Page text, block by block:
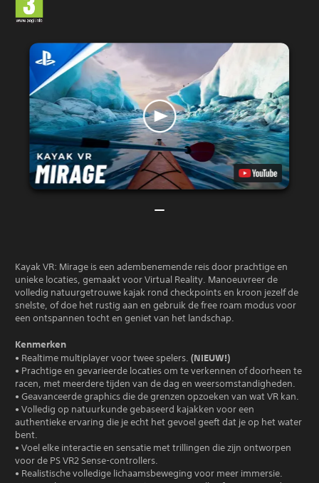
Kayak VR: Mirage is een adembenemende reis door prachtige en
unieke locaties, gemaakt voor Virtual Reality. Manoeuvreer de
volledig natuurgetrouwe kajak rond checkpoints en kroon jezelf de
snelste, of doe het rustig aan en gebruik de free roam modus voor
een ontspannen tocht en geniet van het landschap.
Kenmerken
• Realtime multiplayer voor twee spelers. (NIEUW!)
• Prachtige en gevarieerde locaties om te verkennen of doorheen te
racen, met meerdere tijden van de dag en weersomstandigheden.
• Geavanceerde graphics die de grenzen opzoeken van wat VR kan.
• Volledig op natuurkunde gebaseerd kajakken voor een
authentieke ervaring die je echt het gevoel geeft dat je op het water
bent.
• Voel elke interactie en sensatie met trillingen die zijn ontworpen
voor de PS VR2 Sense-controllers.
• Realistische volledige lichaamsbeweging voor meer immersie.